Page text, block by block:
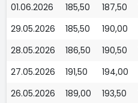
01.06.2026
185,50 187,50
29.05.2026
185,50 190,00
28.05.2026
186,50 190,50
27.05.2026
191,50 194,00
26.05.2026
189,00 193,50